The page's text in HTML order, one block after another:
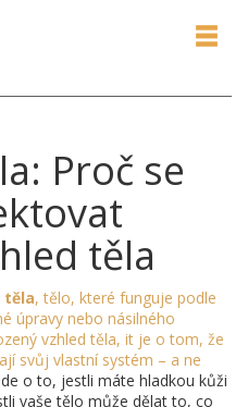
Proč se
těla
těla,tělo, které funguje podle
úpravy nebo násilného
vzhled těla, it je o tom, že
svůj vlastní systém – a ne
o to, jestli máte hladkou kůži
vaše tělo může dělat to, co